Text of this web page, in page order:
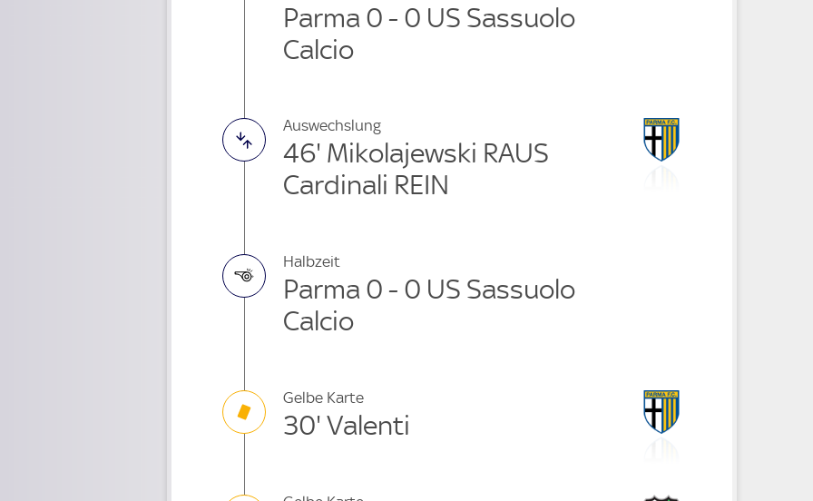
Parma 0 - 0 US Sassuolo
Calcio
Auswechslung
46' Mikolajewski RAUS
Cardinali REIN
Halbzeit
Parma 0 - 0 US Sassuolo
Calcio
Gelbe Karte
30' Valenti